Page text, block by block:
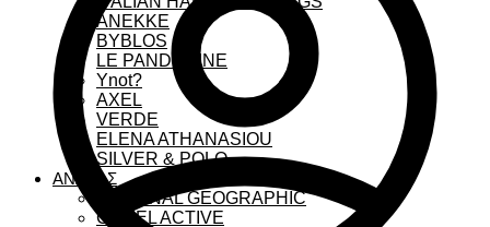
ANEKKE
BYBLOS
LE PANDORINE
Ynot?
AXEL
VERDE
ELENA ATHANASIOU
SILVER & POLO
ΑΝΔΡΑΣ
NATIONAL GEOGRAPHIC
CAMEL ACTIVE